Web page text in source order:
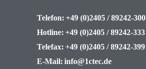
Telefon: +49 (0)2405 / 89242-300
Hotline: +49 (0)2405 / 89242-333
Telefax: +49 (0)2405 / 89242-399
E-Mail: info@1ctec.de